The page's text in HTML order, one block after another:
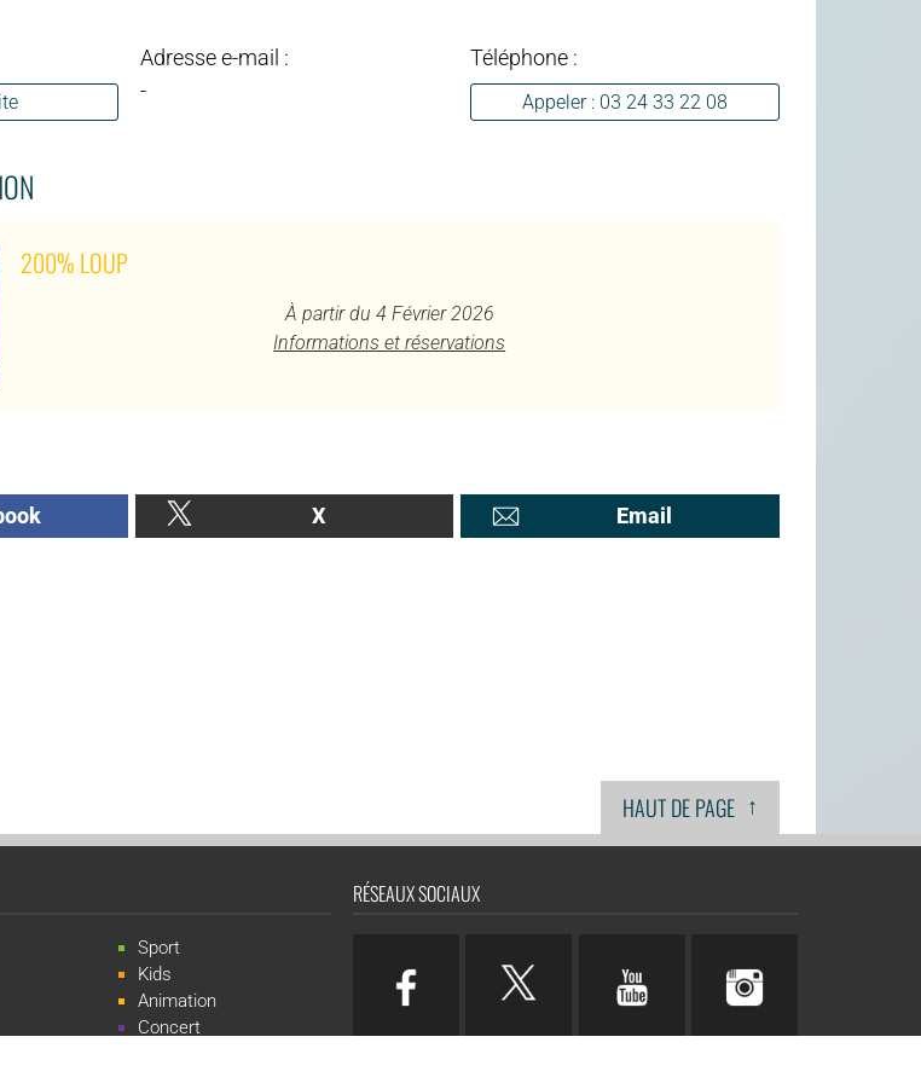
Adresse e-mail :
-
Téléphone :
Appeler : 03 24 33 22 08
200% LOUP
À partir du 4 Février 2026
Informations et réservations
X Email
HAUT DE PAGE ↑
Sport
Kids
Animation
Concert
RÉSEAUX SOCIAUX